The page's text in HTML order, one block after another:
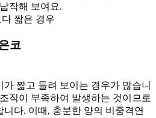
작해 보여요.
짧은 경우
코
짧고 들려 보이는 경우가 많습니
직이 부족하여 발생하는 것이므로
다. 이때, 충분한 양의 비중격연